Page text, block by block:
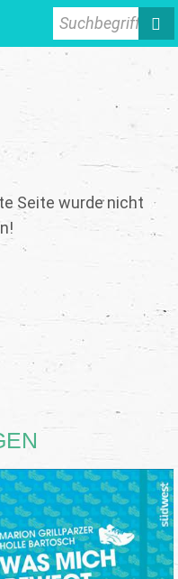
Suchbegriff
Seite wurde nicht